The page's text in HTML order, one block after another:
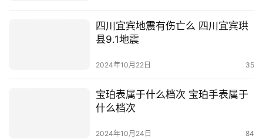
四川宜宾地震有伤亡么 四川宜宾珙
县9.1地震
2024年10月22日 35
宝珀表属于什么档次 宝珀手表属于
什么档次
2024年10月24日 84